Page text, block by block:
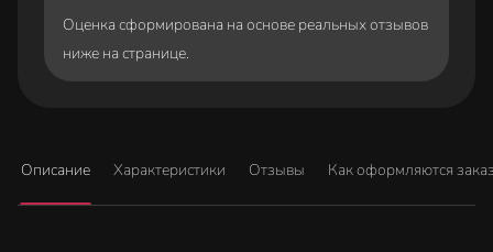
Оценка сформирована на основе реальных отзывов
ниже на странице.
Описание Характеристики Отзывы Как оформляются